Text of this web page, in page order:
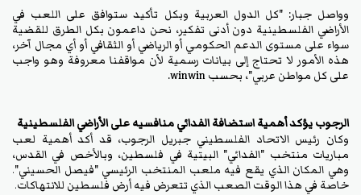
وواصل جبار: "كل الدول العربية وبكل تأكيد ستوافق على اللعب في
الأراضي الفلسطينية دون أدنى تفكير، نحن داعمون بكل الطرق للقضية
سواء على مستوى الدعم الحكومي أو الرياضي أو الثقافي أو أي مجال آخر،
هذه الأمور لا تحتاج إلى بيانات رسمية لأن مواقفنا معروفة وهو واجب
على كل مواطن عربي"، بحسب winwin.
الرجوب يؤكد أهمية استضافة الفدائي منافسيه على الأراضي الفلسطينية
وكان رئيس الاتحاد الفلسطيني جبريل الرجوب، قد أكد أهمية لعب
مباريات منتخب "الفدائي" البيتية في فلسطين، وبالأخص في القدس،
وهي المكان الذي يقع فيه ملعب المنتخب الرئيسي "فيصل الحسيني".
خاصة في هذا الوقت الصعب الذي تتعرض فيه أرض فلسطين للانتهاكات.